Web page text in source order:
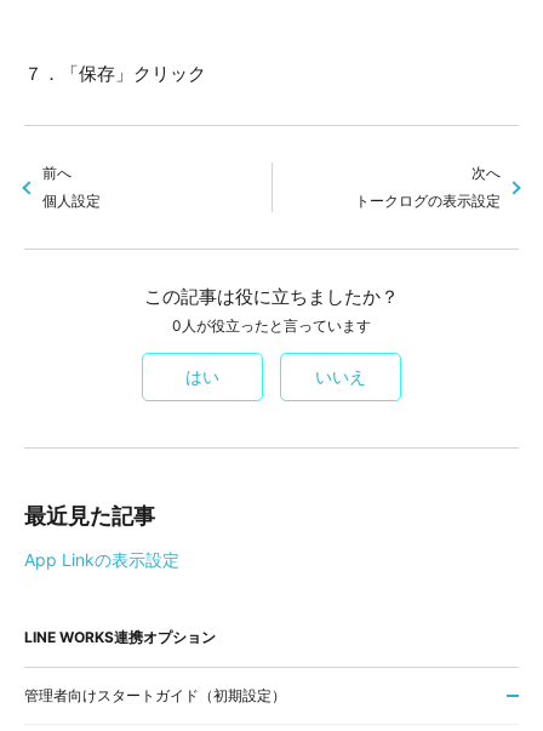
７．「保存」クリック
前へ
個人設定
次へ
トークログの表示設定
この記事は役に立ちましたか？
0人が役立ったと言っています
はい いいえ
最近見た記事
App Linkの表示設定
LINE WORKS連携オプション
管理者向けスタートガイド（初期設定）